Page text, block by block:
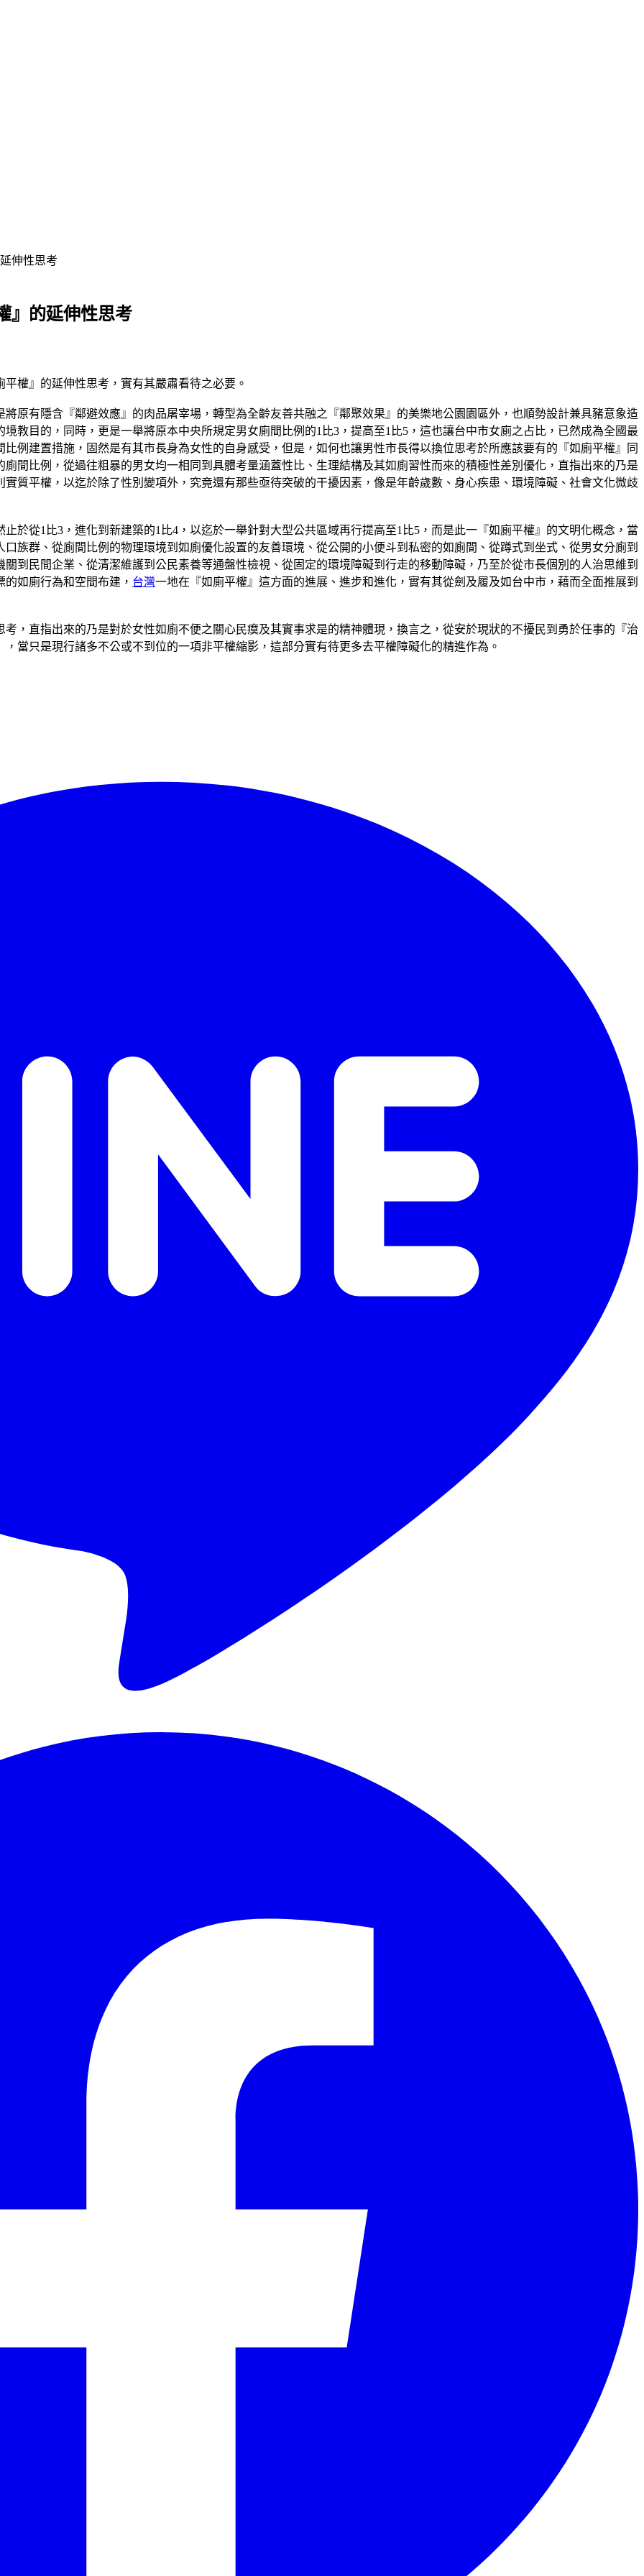
伸性思考
』的延伸性思考
權』的延伸性思考，實有其嚴肅看待之必要。
原有隱含『鄰避效應』的肉品屠宰場，轉型為全齡友善共融之『鄰聚效果』的美樂地公園園區外，也順勢設計兼具豬意象造
教目的，同時，更是一舉將原本中央所規定男女廁間比例的1比3，提高至1比5，這也讓台中市女廁之占比，已然成為全國最
例建置措施，固然是有其市長身為女性的自身感受，但是，如何也讓男性市長得以換位思考於所應該要有的『如廁平權』同
間比例，從過往粗暴的男女均一相同到具體考量涵蓋性比、生理結構及其如廁習性而來的積極性差別優化，直指出來的乃是
質平權，以迄於除了性別變項外，究竟還有那些亟待突破的干擾因素，像是年齡歲數、身心疾患、環境障礙、社會文化微歧
於從1比3，進化到新建築的1比4，以迄於一舉針對大型公共區域再行提高至1比5，而是此一『如廁平權』的文明化概念，當
族群、從廁間比例的物理環境到如廁優化設置的友善環境、從公開的小便斗到私密的如廁間、從蹲式到坐式、從男女分廁到
到民間企業、從清潔維護到公民素養等通盤性檢視、從固定的環境障礙到行走的移動障礙，乃至於從市長個別的人治思維到
如廁行為和空間布建， 台灣一地在『如廁平權』這方面的進展、進步和進化，實有其從劍及履及如台中市，藉而全面推展到
，直指出來的乃是對於女性如廁不便之關心民瘼及其實事求是的精神體現，換言之，從安於現狀的不擾民到勇於任事的『治
當只是現行諸多不公或不到位的一項非平權縮影，這部分實有待更多去平權障礙化的精進作為。